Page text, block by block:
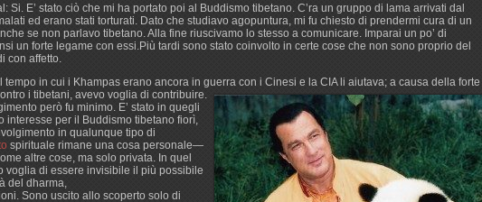
Si. E’ stato ciò che mi ha portato poi al Buddismo tibetano. C’ra un gruppo di lama arrivati dal
ed erano stati torturati. Dato che studiavo agopuntura, mi fu chiesto di prendermi cura di un
se non parlavo tibetano. Alla fine riuscivamo lo stesso a comunicare. Imparai un po’ di
un forte legame con essi.Più tardi sono stato coinvolto in certe cose che non sono proprio del
con affetto.
tempo in cui i Khampas erano ancora in guerra con i Cinesi e la CIA li aiutava; a causa della forte
i tibetani, avevo voglia di contribuire.
però fu minimo. E’ stato in quegli
interesse per il Buddismo tibetano fiorì,
in qualunque tipo di
spirituale rimane una cosa personale—
altre cose, ma solo privata. In quel
voglia di essere invisibile il più possibile
del dharma,
Sono uscito allo scoperto solo di